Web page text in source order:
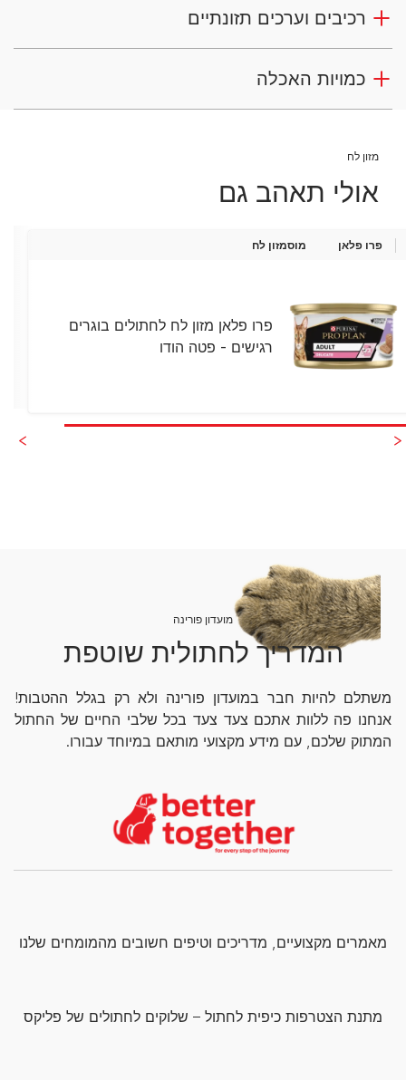
רכיבים וערכים תזונתיים
כמויות האכלה
מזון לח
אולי תאהב גם
פרו פלאן מוסמזון לח
פרו פלאן מזון לח לחתולים בוגרים
רגישים - פטה הודו
מועדון פורינה
המדריך לחתולית שוטפת
משתלם להיות חבר במועדון פורינה ולא רק בגלל ההטבות!
אנחנו פה ללוות אתכם צעד צעד בכל שלבי החיים של החתול
המתוק שלכם, עם מידע מקצועי מותאם במיוחד עבורו.
מאמרים מקצועיים, מדריכים וטיפים חשובים מהמומחים שלנו
מתנת הצטרפות כיפית לחתול – שלוקים לחתולים של פליקס